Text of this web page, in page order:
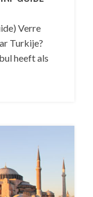
Verre
Turkije?
heeft als